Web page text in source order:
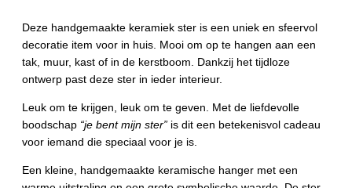
Deze handgemaakte keramiek ster is een uniek en sfeervol
decoratie item voor in huis. Mooi om op te hangen aan een
tak, muur, kast of in de kerstboom. Dankzij het tijdloze
ontwerp past deze ster in ieder interieur.
Leuk om te krijgen, leuk om te geven. Met de liefdevolle
boodschap “je bent mijn ster” is dit een betekenisvol cadeau
voor iemand die speciaal voor je is.
Een kleine, handgemaakte keramische hanger met een